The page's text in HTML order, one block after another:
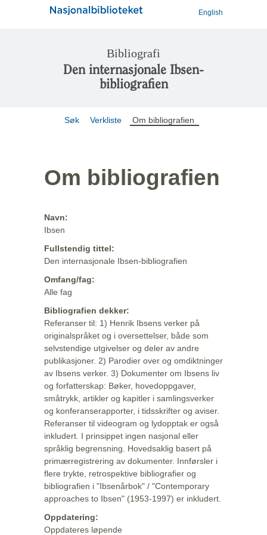
English
Bibliografi
Den internasjonale Ibsen-
bibliografien
Søk Verkliste Om bibliografien
Om bibliografien
Navn:
Ibsen
Fullstendig tittel:
Den internasjonale Ibsen-bibliografien
Omfang/fag:
Alle fag
Bibliografien dekker:
Referanser til: 1) Henrik Ibsens verker på
originalspråket og i oversettelser, både som
selvstendige utgivelser og deler av andre
publikasjoner. 2) Parodier over og omdiktninger
av Ibsens verker. 3) Dokumenter om Ibsens liv
og forfatterskap: Bøker, hovedoppgaver,
småtrykk, artikler og kapitler i samlingsverker
og konferanserapporter, i tidsskrifter og aviser.
Referanser til videogram og lydopptak er også
inkludert. I prinsippet ingen nasjonal eller
språklig begrensning. Hovedsaklig basert på
primærregistrering av dokumenter. Innførsler i
flere trykte, retrospektive bibliografier og
bibliografien i "Ibsenårbok" / "Contemporary
approaches to Ibsen" (1953-1997) er inkludert.
Oppdatering:
Oppdateres løpende